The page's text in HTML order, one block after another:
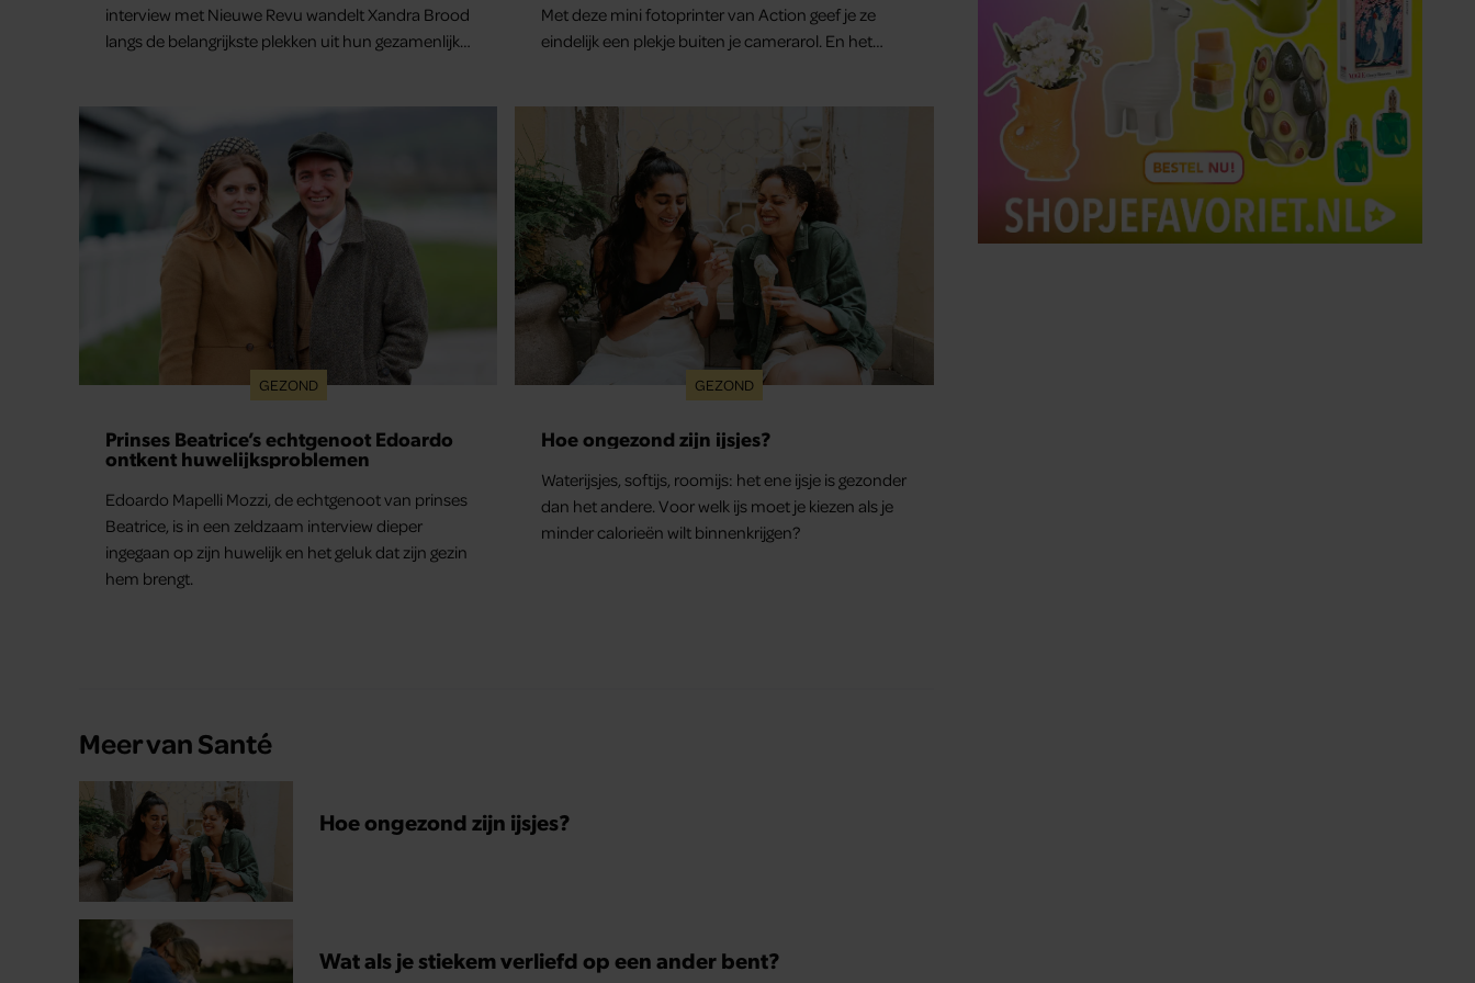
interview met Nieuwe Revu wandelt Xandra Brood
langs de belangrijkste plekken uit hun gezamenlijke
en werd dochter Lola geboren.
Met deze mini fotoprinter van Action geef je ze
eindelijk een plekje buiten je camerarol. En het
GEZOND
Prinses Beatrice’s echtgenoot Edoardo
ontkent huwelijksproblemen
Edoardo Mapelli Mozzi, de echtgenoot van prinses
Beatrice, is in een zeldzaam interview dieper
ingegaan op zijn huwelijk en het geluk dat zijn gezin
hem brengt.
GEZOND
Hoe ongezond zijn ijsjes?
Waterijsjes, softijs, roomijs: het ene ijsje is gezonder
dan het andere. Voor welk ijs moet je kiezen als je
minder calorieën wilt binnenkrijgen?
Meer van Santé
Hoe ongezond zijn ijsjes?
Wat als je stiekem verliefd op een ander bent?